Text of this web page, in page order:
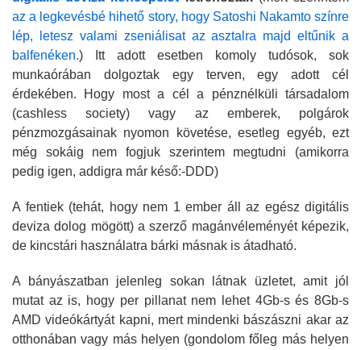
az a legkevésbé hihető story, hogy Satoshi Nakamto színre
lép, letesz valami zseniálisat az asztalra majd eltűnik a
balfenéken.) Itt adott esetben komoly tudósok, sok
munkaórában dolgoztak egy terven, egy adott cél
érdekében. Hogy most a cél a pénznélküli társadalom
(cashless society) vagy az emberek, polgárok
pénzmozgásainak nyomon követése, esetleg egyéb, ezt
még sokáig nem fogjuk szerintem megtudni (amikorra
pedig igen, addigra már késő:-DDD)
A fentiek (tehát, hogy nem 1 ember áll az egész digitális
deviza dolog mögött) a szerző magánvéleményét képezik,
de kincstári használatra bárki másnak is átadható.
A bányászatban jelenleg sokan látnak üzletet, amit jól
mutat az is, hogy per pillanat nem lehet 4Gb-s és 8Gb-s
AMD videókártyát kapni, mert mindenki bászászni akar az
otthonában vagy más helyen (gondolom főleg más helyen